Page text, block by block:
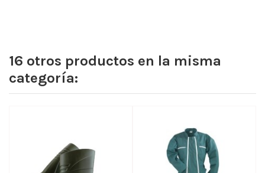
16 otros productos en la misma
categoría: